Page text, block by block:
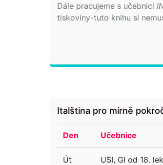
Dále pracujeme s učebnicí
tiskoviny-tuto knihu si
Italština pro mírně
Den Učebnice
Út USI, GI od 18.